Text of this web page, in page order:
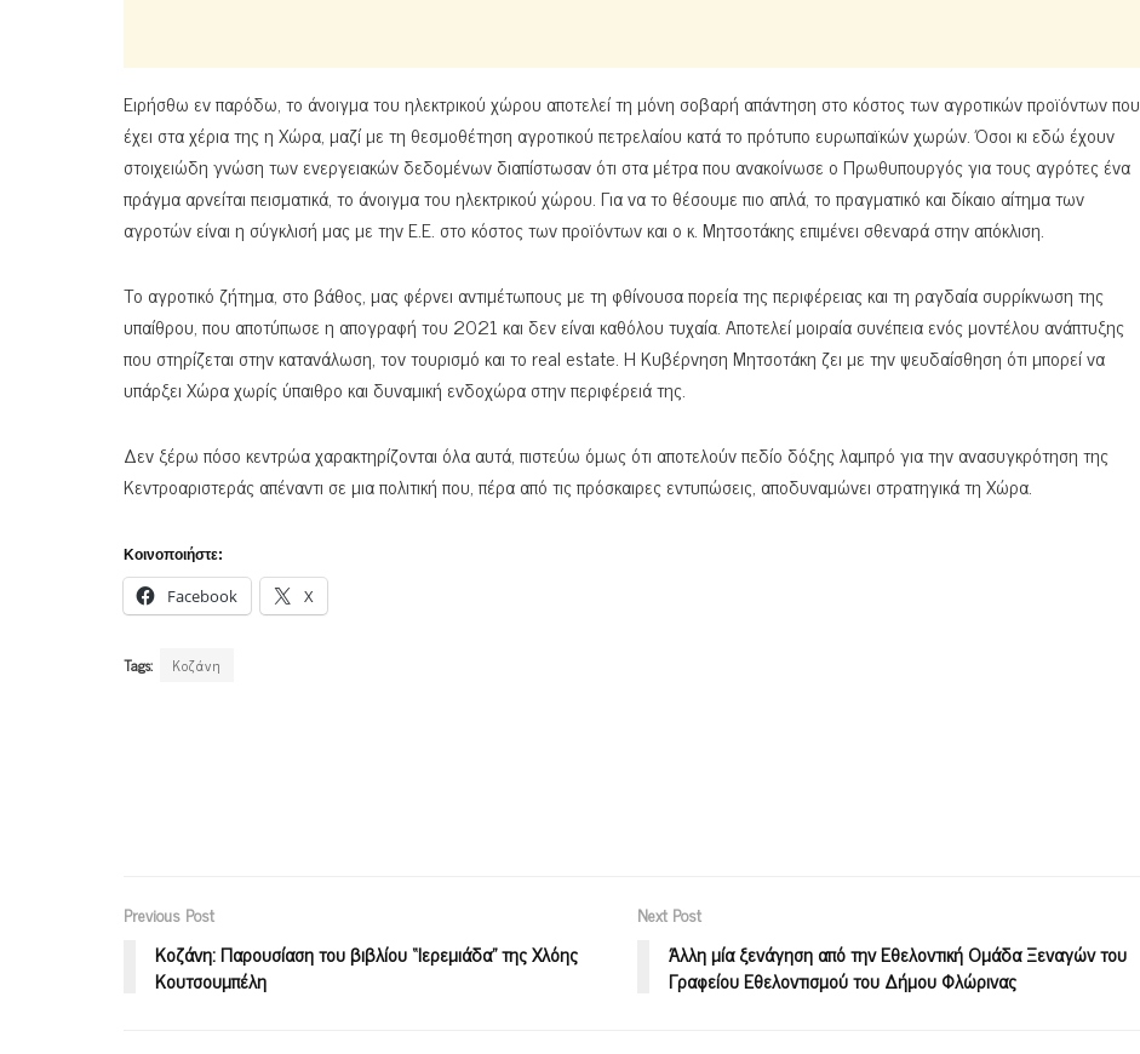
Ειρήσθω εν παρόδω, το άνοιγμα του ηλεκτρικού χώρου αποτελεί τη μόνη σοβαρή απάντηση στο κόστος των αγροτικών προϊόντων που
έχει στα χέρια της η Χώρα, μαζί με τη θεσμοθέτηση αγροτικού πετρελαίου κατά το πρότυπο ευρωπαϊκών χωρών. Όσοι κι εδώ έχουν
στοιχειώδη γνώση των ενεργειακών δεδομένων διαπίστωσαν ότι στα μέτρα που ανακοίνωσε ο Πρωθυπουργός για τους αγρότες ένα
πράγμα αρνείται πεισματικά, το άνοιγμα του ηλεκτρικού χώρου. Για να το θέσουμε πιο απλά, το πραγματικό και δίκαιο αίτημα των
αγροτών είναι η σύγκλισή μας με την Ε.Ε. στο κόστος των προϊόντων και ο κ. Μητσοτάκης επιμένει σθεναρά στην απόκλιση.
Το αγροτικό ζήτημα, στο βάθος, μας φέρνει αντιμέτωπους με τη φθίνουσα πορεία της περιφέρειας και τη ραγδαία συρρίκνωση της
υπαίθρου, που αποτύπωσε η απογραφή του 2021 και δεν είναι καθόλου τυχαία. Αποτελεί μοιραία συνέπεια ενός μοντέλου ανάπτυξης
που στηρίζεται στην κατανάλωση, τον τουρισμό και το real estate. Η Κυβέρνηση Μητσοτάκη ζει με την ψευδαίσθηση ότι μπορεί να
υπάρξει Χώρα χωρίς ύπαιθρο και δυναμική ενδοχώρα στην περιφέρειά της.
Δεν ξέρω πόσο κεντρώα χαρακτηρίζονται όλα αυτά, πιστεύω όμως ότι αποτελούν πεδίο δόξης λαμπρό για την ανασυγκρότηση της
Κεντροαριστεράς απέναντι σε μια πολιτική που, πέρα από τις πρόσκαιρες εντυπώσεις, αποδυναμώνει στρατηγικά τη Χώρα.
Κοινοποιήστε:
Facebook X
Tags: Κοζάνη
Previous Post
Κοζάνη: Παρουσίαση του βιβλίου “Ιερεμιάδα” της Χλόης
Κουτσουμπέλη
Next Post
Άλλη μία ξενάγηση από την Εθελοντική Ομάδα Ξεναγών του
Γραφείου Εθελοντισμού του Δήμου Φλώρινας